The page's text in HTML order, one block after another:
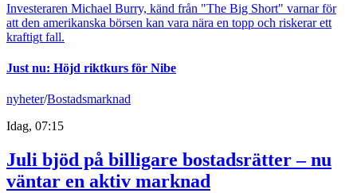
Investeraren Michael Burry, känd från "The Big Short" varnar för
att den amerikanska börsen kan vara nära en topp och riskerar ett
kraftigt fall.
Just nu: Höjd riktkurs för Nibe
nyheter/Bostadsmarknad
Idag, 07:15
Juli bjöd på billigare bostadsrätter – nu
väntar en aktiv marknad